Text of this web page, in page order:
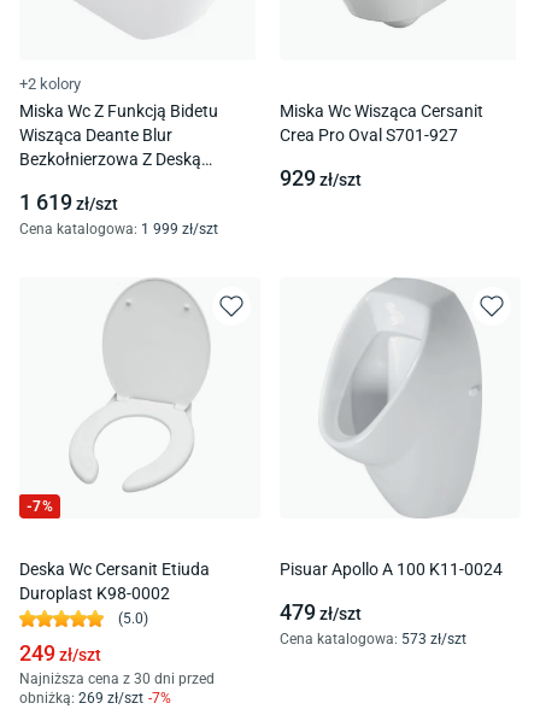
+2 kolory
Miska Wc Z Funkcją Bidetu
Wisząca Deante Blur
Bezkołnierzowa Z Deską
1 619zł/szt
Cena katalogowa: 1 999 zł/szt
Miska Wc Wisząca Cersanit
Crea Pro Oval S701-927
929zł/szt
-7%
Deska Wc Cersanit Etiuda
Duroplast K98-0002
(5.0)
249zł/szt
Najniższa cena z 30 dni przed
obniżką: 269 zł/szt -7%
Pisuar Apollo A 100 K11-0024
479zł/szt
Cena katalogowa: 573 zł/szt